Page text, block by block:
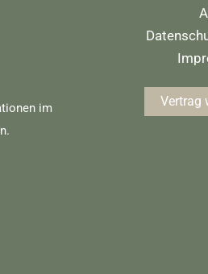
im
Vertrag